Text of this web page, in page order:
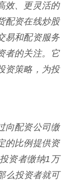
效、更灵活的
配资在线炒股
易和配资服务
者的关注。它
资策略，为投
向配资公司缴
的比例提供资
资者缴纳1万
么投资者就可